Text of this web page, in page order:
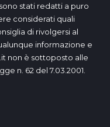
stati redatti a puro
considerati quali
di rivolgersi al
informazione e
non è sottoposto alle
n. 62 del 7.03.2001.